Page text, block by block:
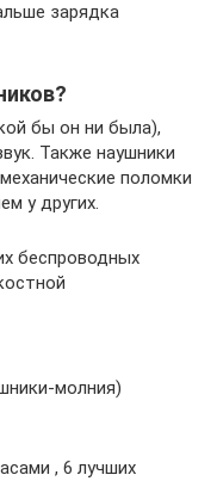
зарядка
бы он ни была),
Также наушники
поломки
у других.
беспроводных
молния)
, 6 лучших